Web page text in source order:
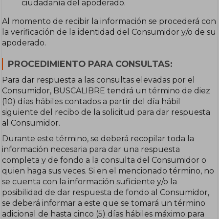
ciudadanía del apoderado.
Al momento de recibir la información se procederá con
la verificación de la identidad del Consumidor y/o de su
apoderado.
PROCEDIMIENTO PARA CONSULTAS:
Para dar respuesta a las consultas elevadas por el
Consumidor, BUSCALIBRE tendrá un término de diez
(10) días hábiles contados a partir del día hábil
siguiente del recibo de la solicitud para dar respuesta
al Consumidor.
Durante este término, se deberá recopilar toda la
información necesaria para dar una respuesta
completa y de fondo a la consulta del Consumidor o
quien haga sus veces. Si en el mencionado término, no
se cuenta con la información suficiente y/o la
posibilidad de dar respuesta de fondo al Consumidor,
se deberá informar a este que se tomará un término
adicional de hasta cinco (5) días hábiles máximo para